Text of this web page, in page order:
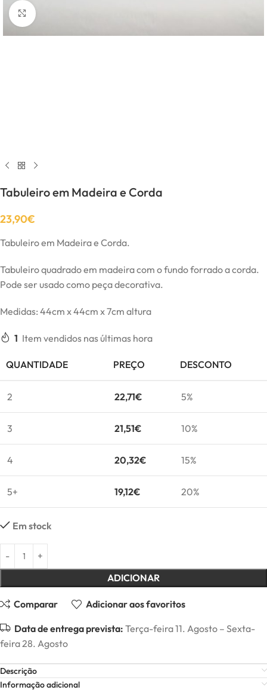
Click to enlarge
Tabuleiro em Madeira e Corda
23,90€
Tabuleiro em Madeira e Corda.
Tabuleiro quadrado em madeira com o fundo forrado a corda.
Pode ser usado como peça decorativa.
Medidas: 44cm x 44cm x 7cm altura
1 Item vendidos nas últimas hora
QUANTIDADE PREÇO DESCONTO
2 22,71€ 5%
3 21,51€ 10%
4 20,32€ 15%
5+ 19,12€ 20%
Em stock
ADICIONAR
Comparar Adicionar aos favoritos
Data de entrega prevista: Terça-feira 11. Agosto – Sexta-
feira 28. Agosto
Descrição
Informação adicional